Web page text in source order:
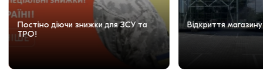
Постіно діючи знижки для ЗСУ та
ТРО!
Відкриття магазину